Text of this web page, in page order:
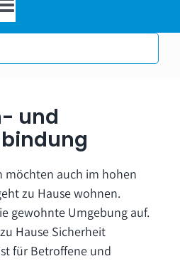
Startseite
DSM Wissensarchiv
Kontakt
und
möchten auch im hohen
zu Hause wohnen.
gewohnte Umgebung auf.
Hause Sicherheit
für Betroffene und